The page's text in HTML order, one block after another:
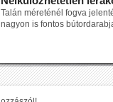
Talán méreténél fogva
nagyon is fontos